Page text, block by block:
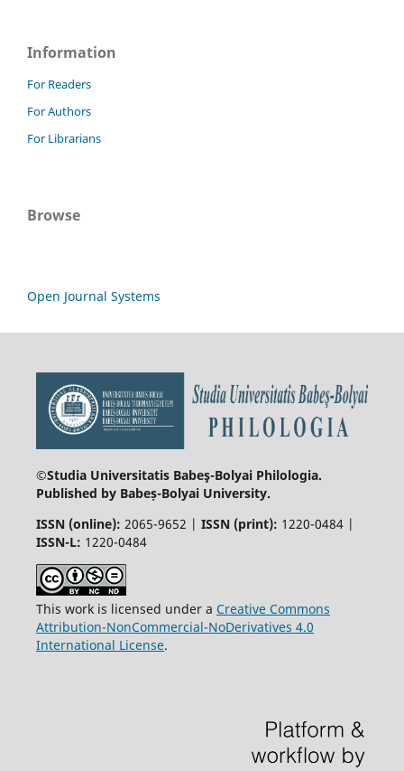
Information
For Readers
For Authors
For Librarians
Browse
Open Journal Systems
©Studia Universitatis Babeş-Bolyai Philologia.
Published by Babeș-Bolyai University.
ISSN (online): 2065-9652 | ISSN (print): 1220-0484 |
ISSN-L: 1220-0484
This work is licensed under a Creative Commons
Attribution-NonCommercial-NoDerivatives 4.0
International License.